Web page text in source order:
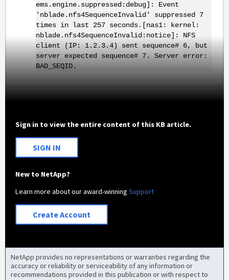
ems.engine.suppressed:debug]: Event
'nblade.nfs4SequenceInvalid' suppressed 7
times in last 257 seconds.[nas1: kernel:
nblade.nfs4SequenceInvalid:notice]: NFS
client (IP: 1.2.3.4) sent sequence# 6, but
server expected sequence# 7. Server error:
BAD_SEQID.
Sign in to view the entire content of this KB article.
SIGN IN
New to NetApp?
Learn more about our award-winningSupport
Create Account
NetApp provides no representations or warranties regarding the
accuracy or reliability or serviceability of any information or
recommendations provided in this publication or with respect to